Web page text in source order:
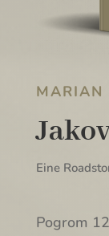
MARIAN
Eine
Pogrom